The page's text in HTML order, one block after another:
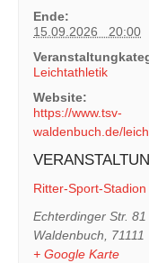
Ende:
15.09.2026 20:00
Leichtathletik
Website:
https://www.tsv-
waldenbuch.de/
Ritter-Sport-Stadion
Echterdinger Str. 81
Waldenbuch
71111
+ Google Karte